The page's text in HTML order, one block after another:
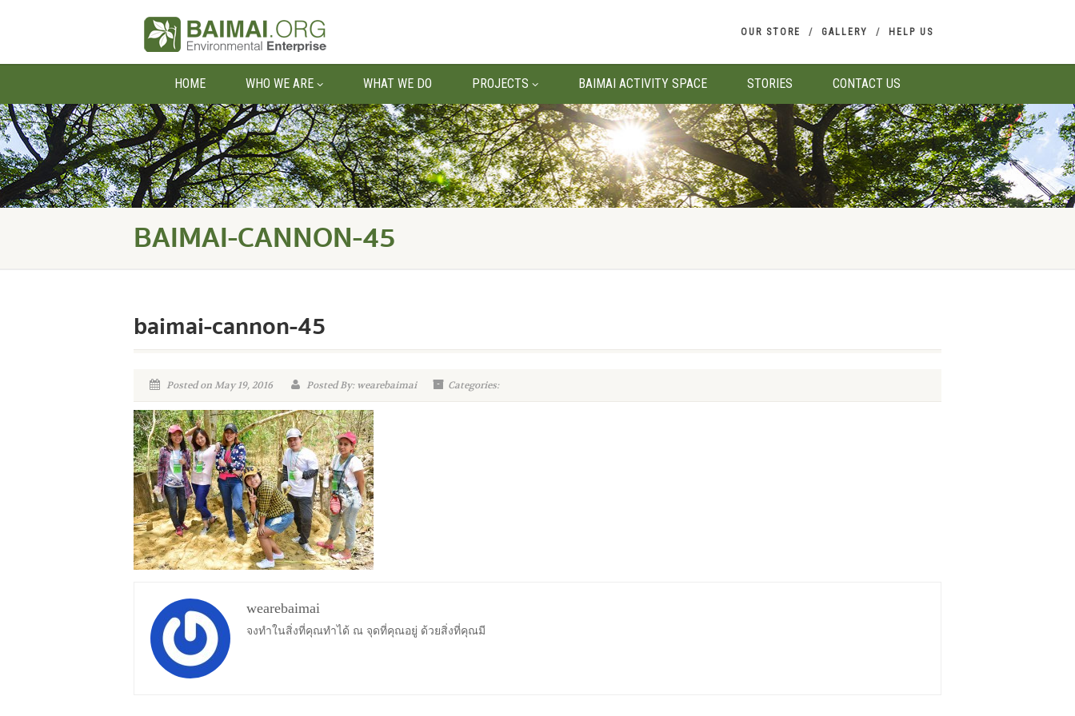
OUR STORE GALLERY HELP US
HOME WHO WE ARE WHAT WE DO PROJECTS BAIMAI ACTIVITY SPACE STORIES CONTACT US
BAIMAI-CANNON-45
baimai-cannon-45
Posted on May 19, 2016 Posted By: wearebaimai Categories:
wearebaimai
จงทำในสิ่งที่คุณทำได้ ณ จุดที่คุณอยู่ ด้วยสิ่งที่คุณมี